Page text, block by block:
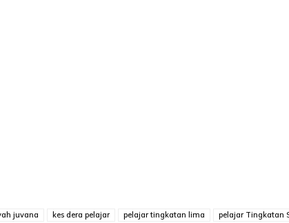
juvana kes dera pelajar pelajar tingkatan lima pelajar Tingkatan